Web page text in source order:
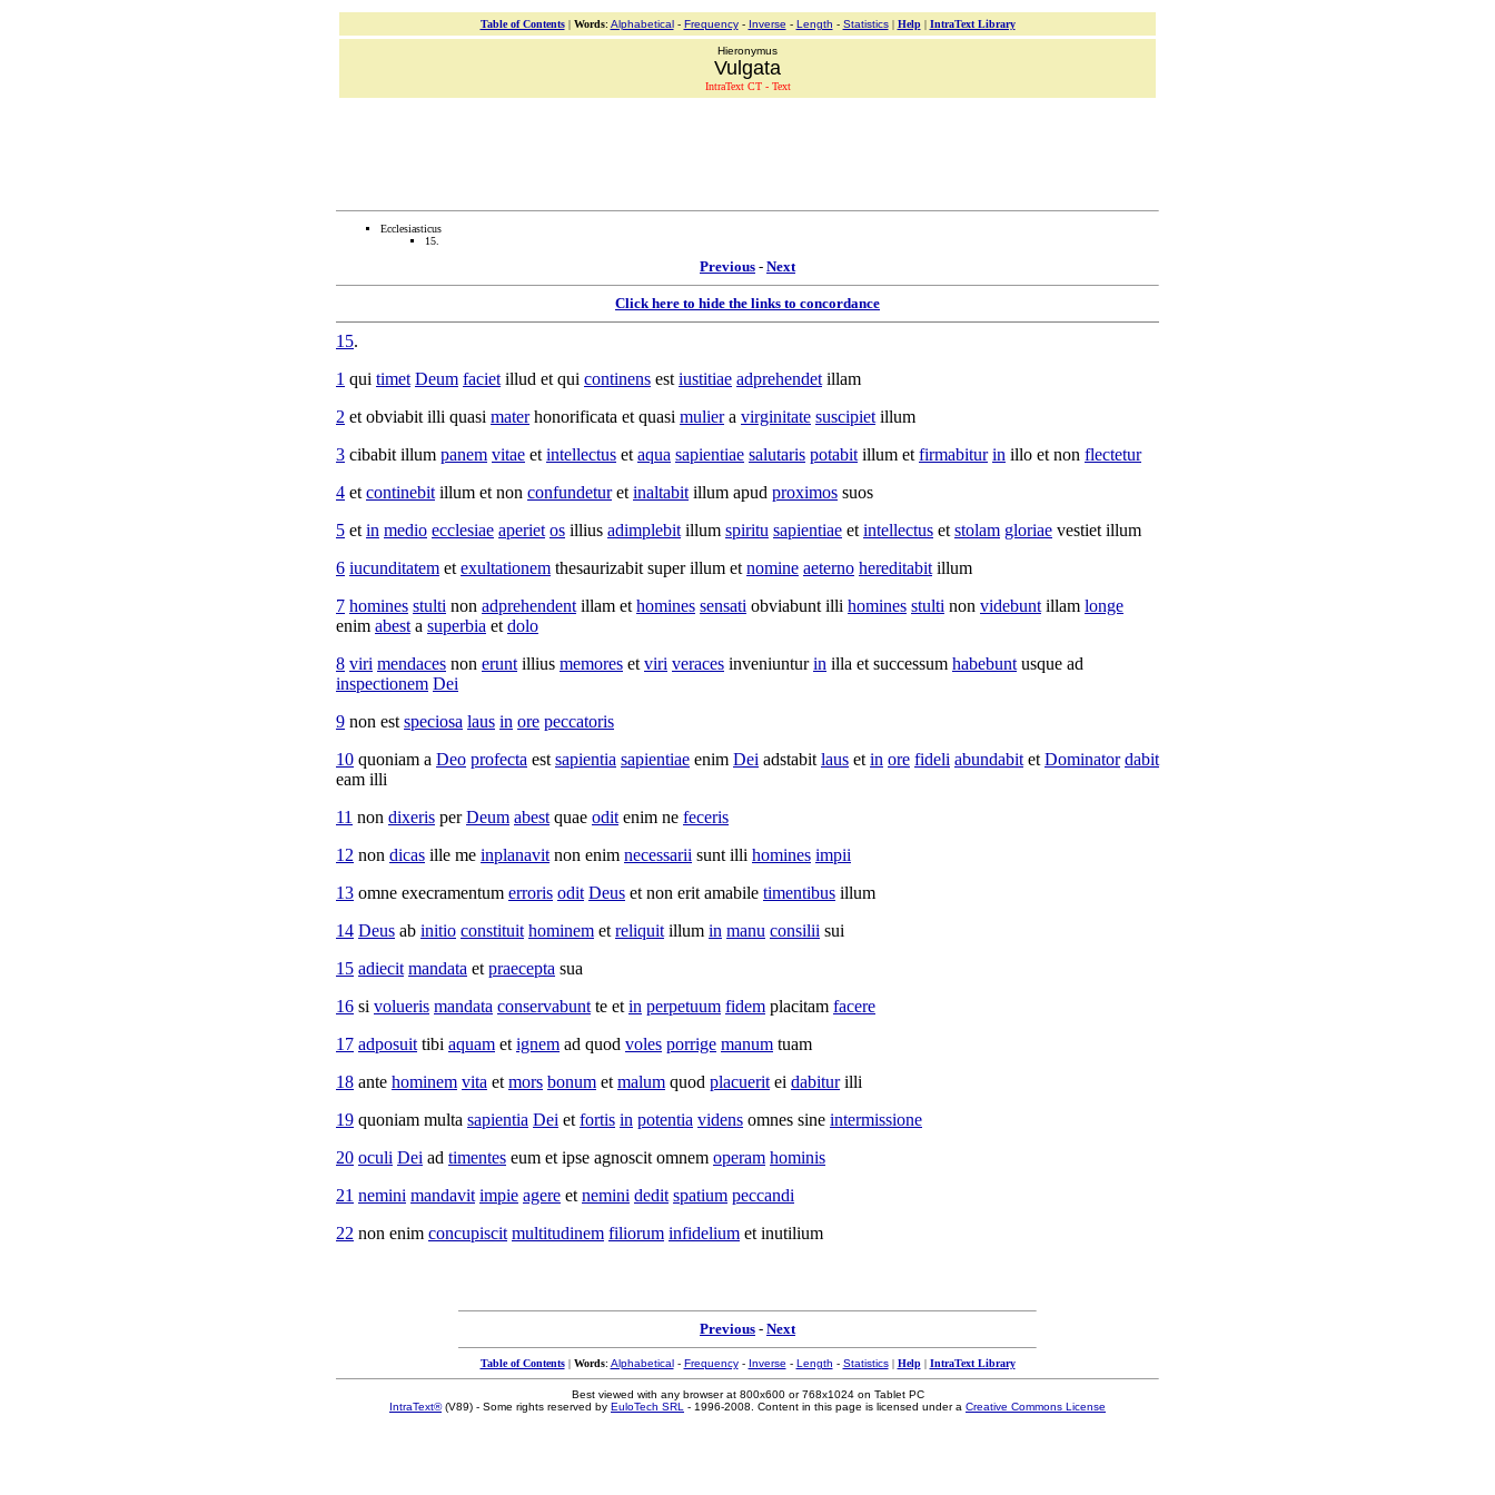
Table of Contents| Words: Alphabetical- Frequency- Inverse - Length - Statistics| Help| IntraText Library
Hieronymus
Vulgata
IntraText CT - Text
Ecclesiasticus
15.
Previous - Next
Click here to hide the links to concordance
15.
1 qui timet Deum faciet illud et qui continens est iustitiae adprehendet illam
2 et obviabit illi quasi mater honorificata et quasi muliera virginitate suscipiet illum
3 cibabit illum panem vitae et intellectus et aqua sapientiae salutaris potabit illum et firmabitur in illo et non flectetur
4 et continebit illum et non confundeturet inaltabit illum apud proximos suos
5 et in medio ecclesiae aperiet os illius adimplebit illum spiritu sapientiae et intellectus et stolam gloriae vestiet illum
6 iucunditatem et exultationem thesaurizabit super illum et nomine aeterno hereditabit illum
7 homines stulti non adprehendent illam et homines sensati obviabunt illi homines stulti non videbunt illam longe
enim abest a superbia et dolo
8 viri mendaces non erunt illius memores et viri veraces inveniuntur in illa et successum habebunt usque ad
inspectionem Dei
9 non est speciosa laus in ore peccatoris
10 quoniam a Deo profecta est sapientia sapientiae enim Dei adstabit laus et in ore fideli abundabit et Dominator dabit
eam illi
11 non dixeris perDeum abest quae odit enim ne feceris
12 non dicas ille me inplanavit non enim necessarii sunt illi homines impii
13 omne execramentum erroris odit Deus et non erit amabile timentibus illum
14 Deus ab initio constituit hominem et reliquit illum in manu consilii sui
15 adiecit mandata et praecepta sua
16 si volueris mandata conservabunt te et in perpetuum fidem placitam facere
17 adposuit tibi aquam et ignem ad quod voles porrige manum tuam
18 ante hominem vita et mors bonum et malum quod placuerit ei dabiturilli
19 quoniam multa sapientia Dei et fortis in potentia videns omnes sine intermissione
20 oculi Dei ad timentes eum et ipse agnoscit omnem operam hominis
21 nemini mandavit impie agere et nemini dedit spatium peccandi
22 non enim concupiscit multitudinem filiorum infidelium et inutilium
Previous - Next
Table of Contents| Words: Alphabetical- Frequency- Inverse - Length - Statistics| Help| IntraText Library
Best viewed with any browser at 800x600 or 768x1024 on Tablet PC
IntraText®(V89) - Some rights reserved by EuloTech SRL - 1996-2008. Content in this page is licensed under a Creative Commons License